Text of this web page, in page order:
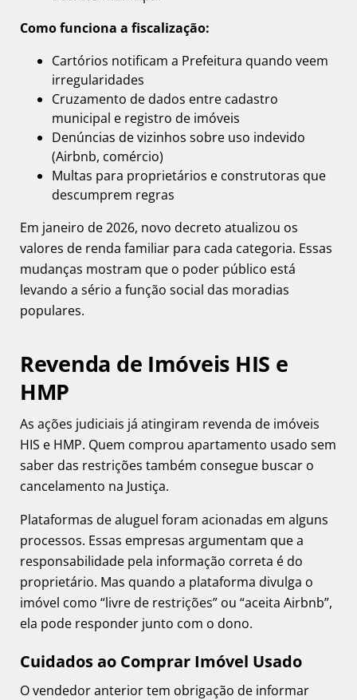
Como funciona a fiscalização:
Cartórios notificam a Prefeitura quando veem
irregularidades
Cruzamento de dados entre cadastro
municipal e registro de imóveis
Denúncias de vizinhos sobre uso indevido
(Airbnb, comércio)
Multas para proprietários e construtoras que
descumprem regras
Em janeiro de 2026, novo decreto atualizou os
valores de renda familiar para cada categoria. Essas
mudanças mostram que o poder público está
levando a sério a função social das moradias
populares.
Revenda de Imóveis HIS e
HMP
As ações judiciais já atingiram revenda de imóveis
HIS e HMP. Quem comprou apartamento usado sem
saber das restrições também consegue buscar o
cancelamento na Justiça.
Plataformas de aluguel foram acionadas em alguns
processos. Essas empresas argumentam que a
responsabilidade pela informação correta é do
proprietário. Mas quando a plataforma divulga o
imóvel como “livre de restrições” ou “aceita Airbnb”,
ela pode responder junto com o dono.
Cuidados ao Comprar Imóvel Usado
O vendedor anterior tem obrigação de informar